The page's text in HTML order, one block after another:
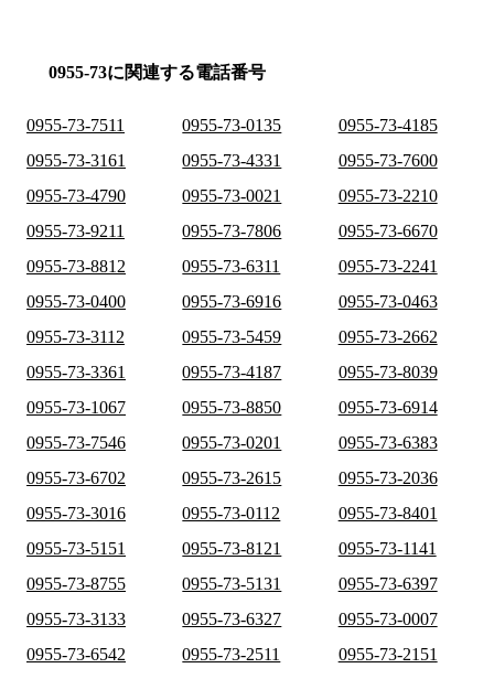
0955-73に関連する電話番号
0955-73-7511 0955-73-0135
0955-73-4185
0955-73-3161
0955-73-4331
0955-73-7600
0955-73-4790
0955-73-0021
0955-73-2210
0955-73-9211
0955-73-7806
0955-73-6670
0955-73-8812
0955-73-6311
0955-73-2241
0955-73-0400
0955-73-6916
0955-73-0463
0955-73-3112
0955-73-5459
0955-73-2662
0955-73-3361
0955-73-4187
0955-73-8039
0955-73-1067
0955-73-8850
0955-73-6914
0955-73-7546
0955-73-0201
0955-73-6383
0955-73-6702
0955-73-2615
0955-73-2036
0955-73-3016
0955-73-0112
0955-73-8401
0955-73-5151
0955-73-8121
0955-73-1141
0955-73-8755
0955-73-5131
0955-73-6397
0955-73-3133
0955-73-6327
0955-73-0007
0955-73-6542
0955-73-2511
0955-73-2151